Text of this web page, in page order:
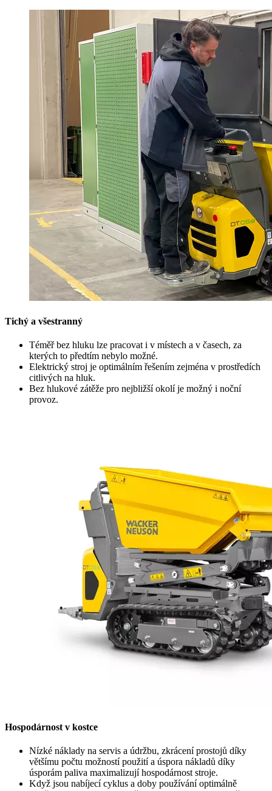
Tichý a všestranný
Téměř bez hluku lze pracovat i v místech a v časech, za
kterých to předtím nebylo možné.
Elektrický stroj je optimálním řešením zejména v prostředích
citlivých na hluk.
Bez hlukové zátěže pro nejbližší okolí je možný i noční
provoz.
Hospodárnost v kostce
Nízké náklady na servis a údržbu, zkrácení prostojů díky
většímu počtu možností použití a úspora nákladů díky
úsporám paliva maximalizují hospodárnost stroje.
Když jsou nabíjecí cyklus a doby používání optimálně